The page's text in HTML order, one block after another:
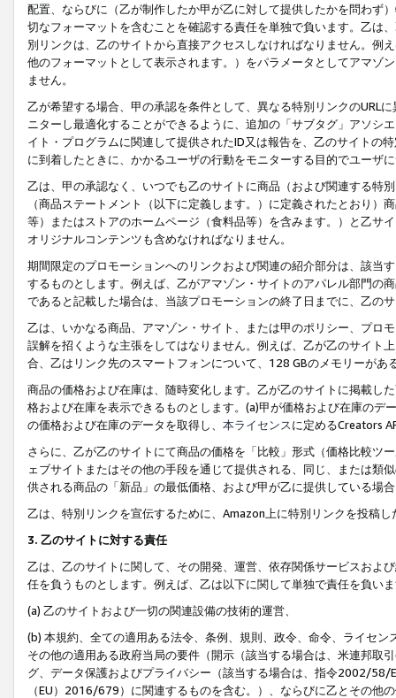
配置、ならびに（乙が制作したか甲が乙に対して提供したかを問わず
切なフォーマットを含むことを確認する責任を単独で負います。乙は
別リンクは、乙のサイトから直接アクセスしなければなりません。例
他のフォーマットとして表示されます。）をパラメータとしてアマゾ
ません。
乙が希望する場合、甲の承認を条件として、異なる特別リンクのURL
ニターし最適化することができるように、追加の「サブタグ」アソシ
イト・プログラムに関連して提供されたID又は報告を、乙のサイトの
に到着したときに、かかるユーザの行動をモニターする目的でユーザ
乙は、甲の承認なく、いつでも乙のサイトに商品（および関連する特
（商品ステートメント（以下に定義します。）に定義されたとおり
等）またはストアのホームページ（食料品等）を含みます。）と乙サ
オリジナルコンテンツも含めなければなりません。
期間限定のプロモーションへのリンクおよび関連の紹介部分は、該当
するものとします。例えば、乙がアマゾン・サイトのアパレル部門の
であると記載した場合は、当該プロモーションの終了日までに、乙の
乙は、いかなる商品、アマゾン・サイト、または甲のポリシー、プロ
誤解を招くような主張をしてはなりません。例えば、乙が乙のサイト
合、乙はリンク先のスマートフォンについて、128 GBのメモリーがあ
商品の価格および在庫は、随時変化します。乙が乙のサイトに掲載し
格および在庫を表示できるものとします。(a)甲が価格および在庫の
の価格および在庫のデータを取得し、 本ライセンスに定めるCreators
さらに、乙が乙のサイトにて商品の価格を「比較」形式（価格比較ツ
ェブサイトまたはその他の手段を通じて提供される、同じ、または類
供される商品の「新品」の最低価格、および甲が乙に提供している場
乙は、特別リンクを宣伝するために、Amazon上に特別リンクを投稿
3. 乙のサイトに対する責任
乙は、乙のサイトに関して、その開発、運営、依存関係サービスおよ
任を負うものとします。例えば、乙は以下に関して単独で責任を負い
(a) 乙のサイトおよび一切の関連設備の技術的運営、
(b) 本規約、全ての適用ある法令、条例、規則、政令、命令、ライセ
その他の適用ある政府当局の要件（開示（該当する場合は、米連邦取
グ、データ保護およびプライバシー（該当する場合は、指令2002/58/
（EU）2016/679）に関連するものを含む。）、ならびに乙とその他